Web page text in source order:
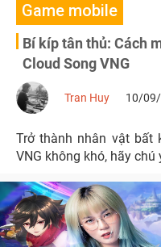
Game mobile
Bí kíp tân thủ: Cách
Cloud Song VNG
Tran Huy 10/09/
Trở thành nhân vật bất
VNG không khó, hãy